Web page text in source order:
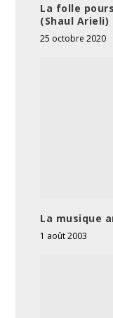
La folle
(Shaul Arieli)
25 octobre 2020
La musique
1 août 2003